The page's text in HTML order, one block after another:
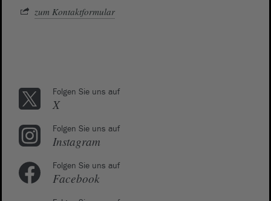
zum Kontaktformular
Folgen Sie uns auf
X
Folgen Sie uns auf
Instagram
Folgen Sie uns auf
Facebook